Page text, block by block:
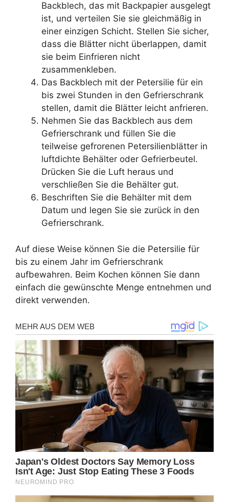
Backblech, das mit Backpapier ausgelegt
ist, und verteilen Sie sie gleichmäßig in
einer einzigen Schicht. Stellen Sie sicher,
dass die Blätter nicht überlappen, damit
sie beim Einfrieren nicht
zusammenkleben.
Das Backblech mit der Petersilie für ein
bis zwei Stunden in den Gefrierschrank
stellen, damit die Blätter leicht anfrieren.
Nehmen Sie das Backblech aus dem
Gefrierschrank und füllen Sie die
teilweise gefrorenen Petersilienblätter in
luftdichte Behälter oder Gefrierbeutel.
Drücken Sie die Luft heraus und
verschließen Sie die Behälter gut.
Beschriften Sie die Behälter mit dem
Datum und legen Sie sie zurück in den
Gefrierschrank.
Auf diese Weise können Sie die Petersilie für
bis zu einem Jahr im Gefrierschrank
aufbewahren. Beim Kochen können Sie dann
einfach die gewünschte Menge entnehmen und
direkt verwenden.